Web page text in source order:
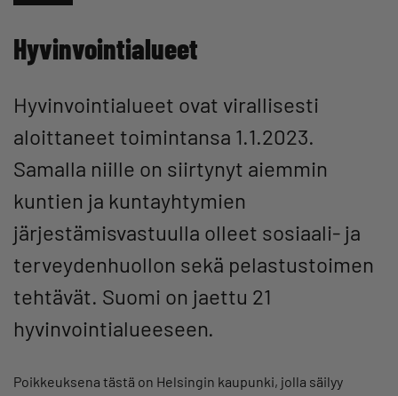
Hyvinvointialueet
Hyvinvointialueet ovat virallisesti
aloittaneet toimintansa 1.1.2023.
Samalla niille on siirtynyt aiemmin
kuntien ja kuntayhtymien
järjestämisvastuulla olleet sosiaali- ja
terveydenhuollon sekä pelastustoimen
tehtävät. Suomi on jaettu 21
hyvinvointialueeseen.
Poikkeuksena tästä on Helsingin kaupunki, jolla säilyy